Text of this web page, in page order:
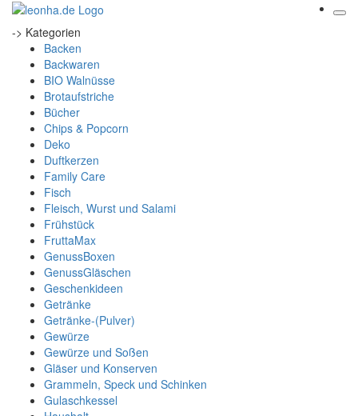
-> Kategorien
Backen
Backwaren
BIO Walnüsse
Brotaufstriche
Bücher
Chips & Popcorn
Deko
Duftkerzen
Family Care
Fisch
Fleisch, Wurst und Salami
Frühstück
FruttaMax
GenussBoxen
GenussGläschen
Geschenkideen
Getränke
Getränke-(Pulver)
Gewürze
Gewürze und Soßen
Gläser und Konserven
Grammeln, Speck und Schinken
Gulaschkessel